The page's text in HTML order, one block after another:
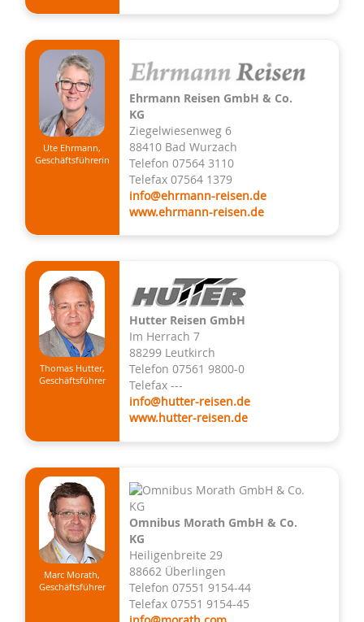
Ute Ehrmann,
Geschäftsführerin
Ehrmann Reisen GmbH & Co.
KG
Ziegelwiesenweg 6
88410 Bad Wurzach
Telefon 07564 3110
Telefax 07564 1379
info@ehrmann-reisen.de
www.ehrmann-reisen.de
Thomas Hutter,
Geschäftsführer
Hutter Reisen GmbH
Im Herrach 7
88299 Leutkirch
Telefon 07561 9800-0
Telefax ---
info@hutter-reisen.de
www.hutter-reisen.de
Marc Morath,
Geschäftsführer
Omnibus Morath GmbH & Co.
KG
Heiligenbreite 29
88662 Überlingen
Telefon 07551 9154-44
Telefax 07551 9154-45